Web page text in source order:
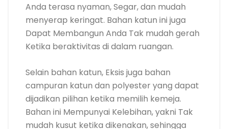
Anda terasa nyaman, Segar, dan mudah
menyerap keringat. Bahan katun ini juga
Dapat Membangun Anda Tak mudah gerah
Ketika beraktivitas di dalam ruangan.
Selain bahan katun, Eksis juga bahan
campuran katun dan polyester yang dapat
dijadikan pilihan ketika memilih kemeja.
Bahan ini Mempunyai Kelebihan, yakni Tak
mudah kusut ketika dikenakan, sehingga